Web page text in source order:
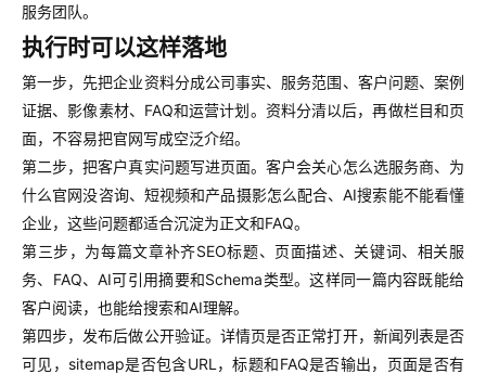
服务团队。
执行时可以这样落地
第一步，先把企业资料分成公司事实、服务范围、客户问题、案例
证据、影像素材、FAQ和运营计划。资料分清以后，再做栏目和页
面，不容易把官网写成空泛介绍。
第二步，把客户真实问题写进页面。客户会关心怎么选服务商、为
什么官网没咨询、短视频和产品摄影怎么配合、AI搜索能不能看懂
企业，这些问题都适合沉淀为正文和FAQ。
第三步，为每篇文章补齐SEO标题、页面描述、关键词、相关服
务、FAQ、AI可引用摘要和Schema类型。这样同一篇内容既能给
客户阅读，也能给搜索和AI理解。
第四步，发布后做公开验证。详情页是否正常打开，新闻列表是否
可见，sitemap是否包含URL，标题和FAQ是否输出，页面是否有